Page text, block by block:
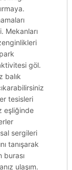
Mekanları
göl.
balık
tesisleri
eşliğinde
sergileri
tanışarak
burası
ulaşım.